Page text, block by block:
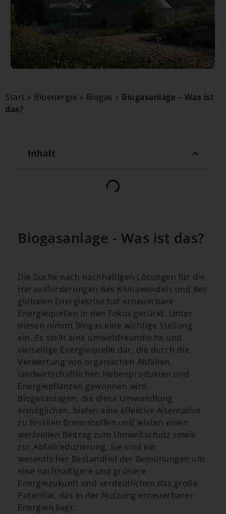
Start » Bioenergie » Biogas » Biogasanlage – Was ist
das?
Inhalt
Biogasanlage - Was ist das?
Die Suche nach nachhaltigen Lösungen für die
Herausforderungen des Klimawandels und der
globalen Energiekrise hat erneuerbare
Energiequellen in den Fokus gerückt. Unter
diesen nimmt Biogas eine wichtige Stellung
ein. Es stellt eine umweltfreundliche und
vielseitige Energiequelle dar, die durch die
Verwertung von organischen Abfällen,
landwirtschaftlichen Nebenprodukten und
Energiepflanzen gewonnen wird.
Biogasanlagen, die diese Umwandlung
ermöglichen, bieten eine effektive Alternative
zu fossilen Brennstoffen und leisten einen
wertvollen Beitrag zum Umweltschutz sowie
zur Abfallreduzierung. Sie sind ein
wesentlicher Bestandteil der Bemühungen um
eine nachhaltigere und grünere
Energiezukunft und verdeutlichen das große
Potential, das in der Nutzung erneuerbarer
Energien liegt.